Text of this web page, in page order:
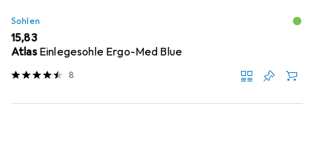
Sohlen
EUR
15,83
Atlas Einlegesohle Ergo-Med Blue
8